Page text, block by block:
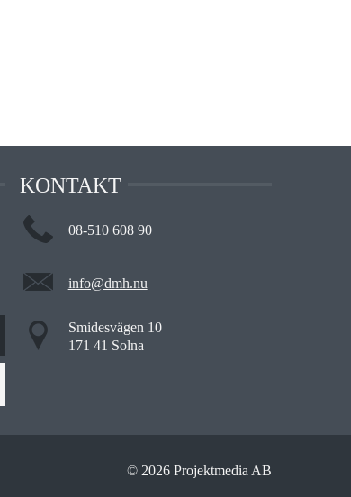
KONTAKT
08-510 608 90
info@dmh.nu
Smidesvägen 10
171 41 Solna
© 2026 Projektmedia AB